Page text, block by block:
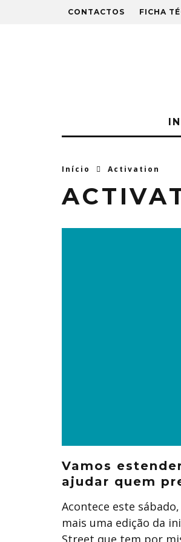
CONTACTOS FICHA
Início Activation
Vamos
ajudar quem
Acontece este
mais uma edição da
Street que tem por